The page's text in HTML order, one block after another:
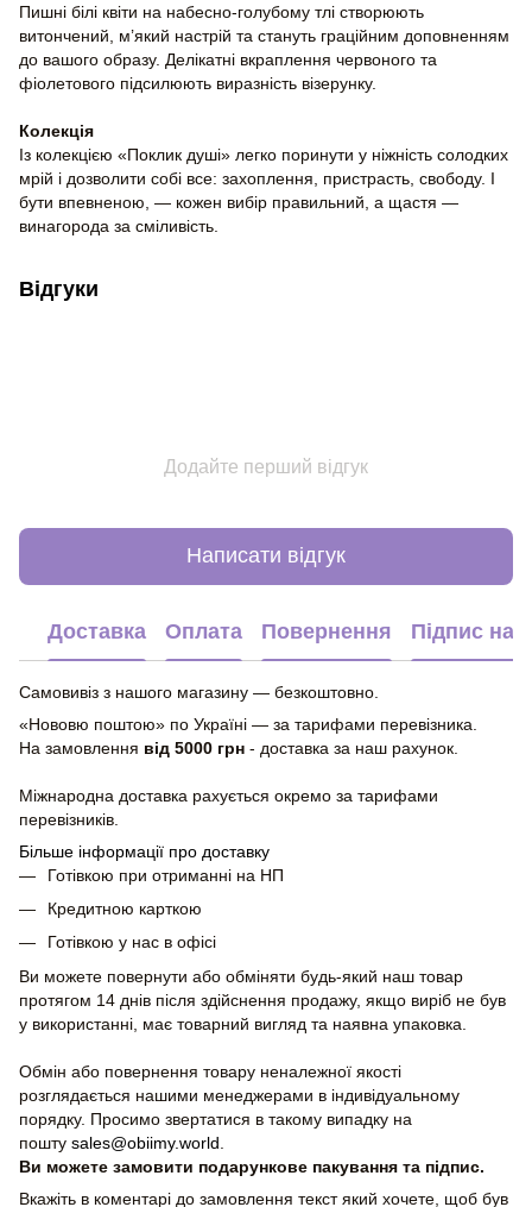
Пишні білі квіти на набесно-голубому тлі створюють
витончений, м’який настрій та стануть граційним доповненням
до вашого образу. Делікатні вкраплення червоного та
фіолетового підсилюють виразність візерунку.
Колекція
Із колекцією «Поклик душі» легко поринути у ніжність солодких
мрій і дозволити собі все: захоплення, пристрасть, свободу. І
бути впевненою, — кожен вибір правильний, а щастя —
винагорода за сміливість.
Відгуки
Додайте перший відгук
Написати відгук
Доставка Оплата Повернення Підпис на
Самовивіз з нашого магазину — безкоштовно.
«Нововю поштою» по Україні — за тарифами перевізника.
На замовлення від 5000 грн - доставка за наш рахунок.
Міжнародна доставка рахується окремо за тарифами
перевізників.
Більше інформації про доставку
Готівкою при отриманні на НП
Кредитною карткою
Готівкою у нас в офісі
Ви можете повернути або обміняти будь-який наш товар
протягом 14 днів після здійснення продажу, якщо виріб не був
у використанні, має товарний вигляд та наявна упаковка.
Обмін або повернення товару неналежної якості
розглядається нашими менеджерами в індивідуальному
порядку. Просимо звертатися в такому випадку на
пошту sales@obiimy.world
Ви можете замовити подарункове пакування та підпис.
Вкажіть в коментарі до замовлення текст який хочете, щоб був